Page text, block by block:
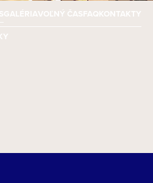
GALÉRIAVOĽNÝ ČASFAQKONTAKTY